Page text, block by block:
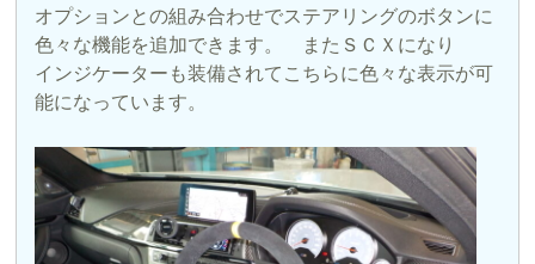
オプションとの組み合わせでステアリングのボタンに
色々な機能を追加できます。 またＳＣＸになり
インジケーターも装備されてこちらに色々な表示が可
能になっています。